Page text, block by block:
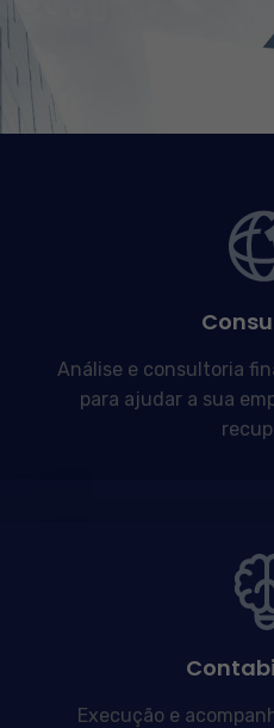
Análise e consultoria
para ajudar a sua
Execução e